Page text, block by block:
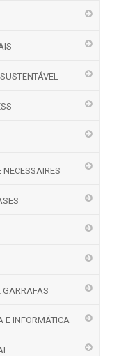
GARRAFAS
E INFORMÁTICA